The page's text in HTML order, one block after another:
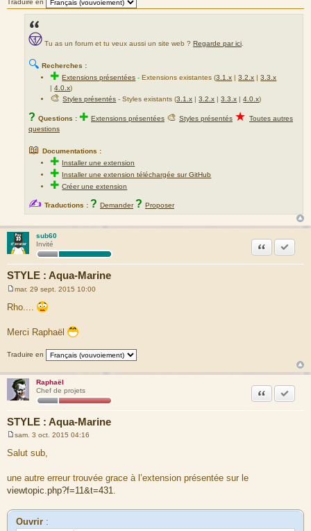
Traduire en
Tu as un forum et tu veux aussi un site web ? Regarde par ici.
🔍 Recherches :
✚Extensions présentées -Extensions existantes (3.1.x |3.2.x |3.3.x
|4.0.x)
🎨Styles présentés - Styles existants (3.1.x |3.2.x |3.3.x |4.0.x)
? Questions : ✚ Extensions présentées 🎨 Styles présentés ★ Toutes autres
questions
📖 Documentations :
✚ Installer une extension
✚ Installer une extension téléchargée sur GitHub
✚Créer une extension
✍ Traductions : ? Demander ? Proposer
sub60
Invité
STYLE : Aqua-Marine
Citation
s
g
mar. 29 sept. 2015 10:00
Rho....
Merci Raphaël
Traduire en
Raphaël
Chef de projets
STYLE : Aqua-Marine
Citation
e
s
g
e
sam. 3 oct. 2015 04:16
Salut sub,
une autre erreur trouvée grace à l’extension présentée sur le
viewtopic.php?f=11&t=431.
Ouvrir :